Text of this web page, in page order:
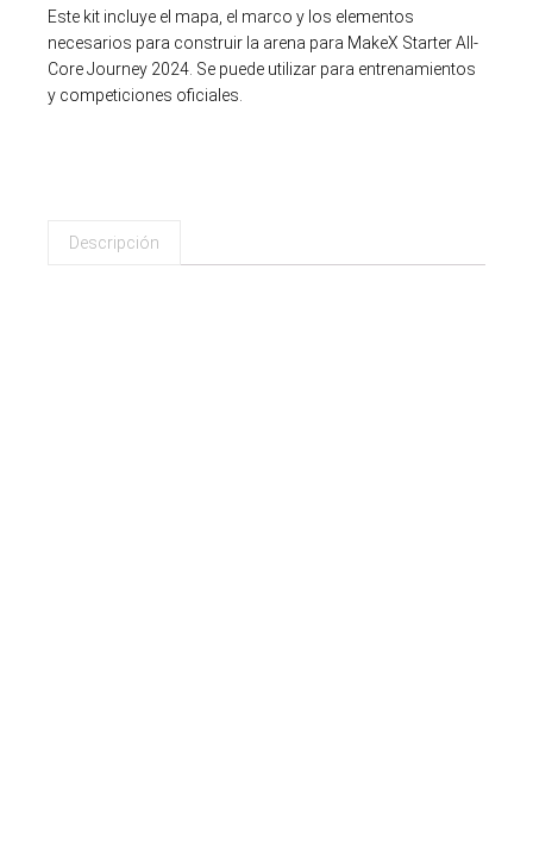
Este kit incluye el mapa, el marco y los elementos
necesarios para construir la arena para MakeX Starter All-
Core Journey 2024. Se puede utilizar para entrenamientos
y competiciones oficiales.
Descripción